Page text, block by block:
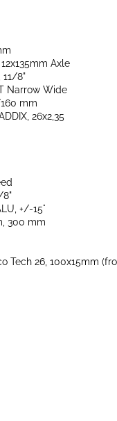
Axle
11/8"
Narrow Wide
mm
26x2,35
8"
+/-15°
300 mm
Tech 26, 100x15mm